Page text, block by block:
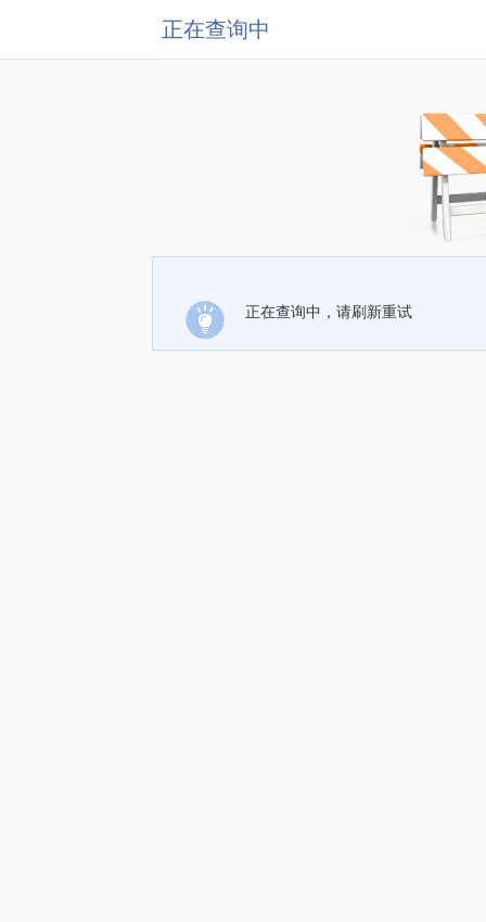
正在查询中
正在查询中，请刷新重试